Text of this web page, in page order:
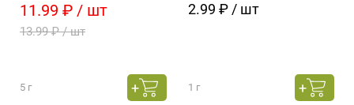
11.99 ₽ / шт
13.99 ₽ / шт
5 г
2.99 ₽ / шт
1 г